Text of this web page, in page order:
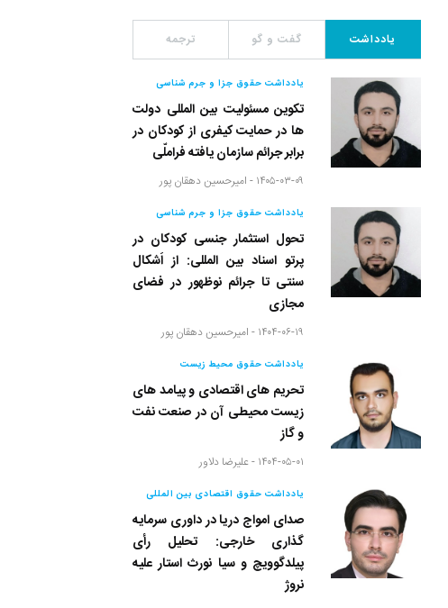
یادداشت گفت و گو ترجمه
یادداشت حقوق جزا و جرم شناسی
تکوین مسئولیت بین المللی دولت
ها در حمایت کیفری از کودکان در
برابر جرائم سازمان یافته فراملّی
۱۴۰۵-۰۳-۰۹ - امیرحسین دهقان پور
یادداشت حقوق جزا و جرم شناسی
تحول استثمار جنسی کودکان در
پرتو اسناد بین المللی: از اَشکال
سنتی تا جرائم نوظهور در فضای
مجازی
۱۴۰۴-۰۶-۱۹ - امیرحسین دهقان پور
یادداشت حقوق محیط زیست
تحریم های اقتصادی و پیامد های
زیست محیطی آن در صنعت نفت
و گاز
۱۴۰۴-۰۵-۰۱ - علیرضا دلاور
یادداشت حقوق اقتصادی بین المللی
صدای امواج دریا در داوری سرمایه
گذاری خارجی: تحلیل رأی
پیلدگوویچ و سیا نورث استار علیه
نروژ